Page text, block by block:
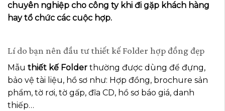
chuyên nghiệp cho công ty khi đi gặp khách hàng
hay tổ chức các cuộc hợp.
Lí do bạn nên đầu tư thiết kế Folder hợp đồng đẹp
Mẫu thiết kế Folder thường được dùng để đựng,
bảo vệ tài liệu, hồ sơ như: Hợp đồng, brochure sản
phẩm, tờ rơi, tờ gấp, đĩa CD, hồ sơ báo giá, danh
thiếp…